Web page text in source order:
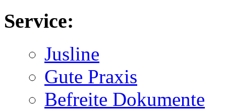
Service:
Jusline
Gute Praxis
Befreite Dokumente